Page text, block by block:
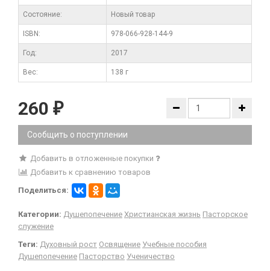
Состояние: Новый товар
ISBN: 978-066-928-144-9
Год: 2017
Вес: 138 г
260 ₽
Сообщить о поступлении
Добавить в отложенные покупки
Добавить к сравнению товаров
Поделиться:
Категории: Душепопечение Христианская жизнь Пасторское
служение
Теги: Духовный рост Освящение Учебные пособия
Душепопечение Пасторство Ученичество